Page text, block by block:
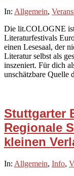
2026-
05
In: Allgemein,
Die lit.COLOGNE ist
Literaturfestivals
einen Lesesaal, der
Literatur selbst als
inszeniert. Für dich
unschätzbare Quelle
Stuttgarter
Regionale
kleinen
2026-
In: Allgemein, Info,